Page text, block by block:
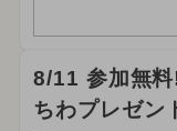
8/11 参加無
ちわプレゼン